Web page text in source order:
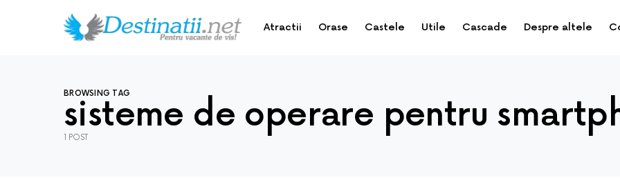
Atractii Orase Castele Utile Cascade Despre altele
BROWSING TAG
sisteme de operare pentru
1 POST